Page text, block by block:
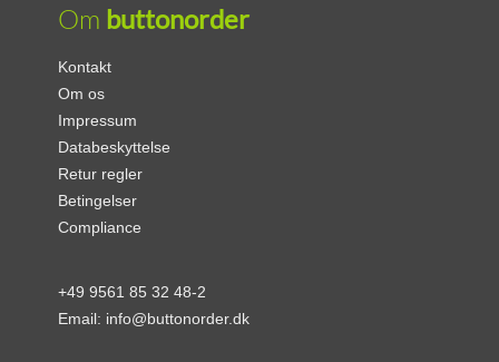
Om buttonorder
Kontakt
Om os
Impressum
Databeskyttelse
Retur regler
Betingelser
Compliance
+49 9561 85 32 48-2
Email: info@buttonorder.dk